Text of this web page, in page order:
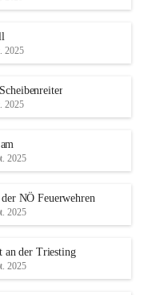
2025
2025
2025
NÖ Feuerwehren
2025
an der Triesting
2025